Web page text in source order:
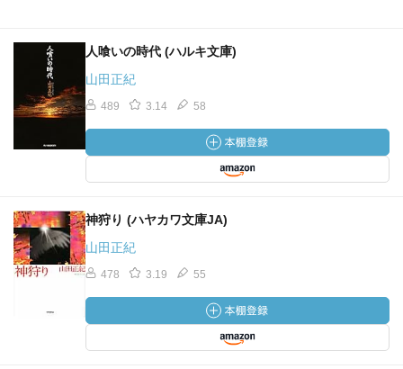
人喰いの時代 (ハルキ文庫)
山田正紀
489 3.14 58
神狩り (ハヤカワ文庫JA)
山田正紀
478 3.19 55